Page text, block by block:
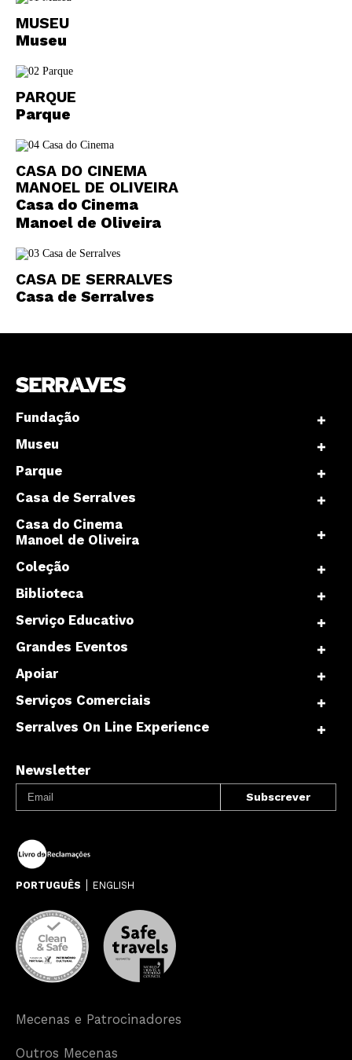
MUSEU
Museu
PARQUE
Parque
CASA DO CINEMA
MANOEL DE OLIVEIRA
Casa do Cinema
Manoel de Oliveira
CASA DE SERRALVES
Casa de Serralves
Fundação
Museu
Parque
Casa de Serralves
Casa do Cinema
Manoel de Oliveira
Coleção
Biblioteca
Serviço Educativo
Grandes Eventos
Apoiar
Serviços Comerciais
Serralves On Line Experience
Newsletter
PORTUGUÊS ENGLISH
Mecenas e Patrocinadores
Outros Mecenas